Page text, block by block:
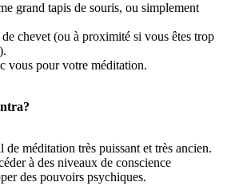
grand tapis de souris, ou simplement
chevet (ou à proximité si vous êtes trop
vous pour votre méditation.
méditation très puissant et très ancien.
à des niveaux de conscience
des pouvoirs psychiques.